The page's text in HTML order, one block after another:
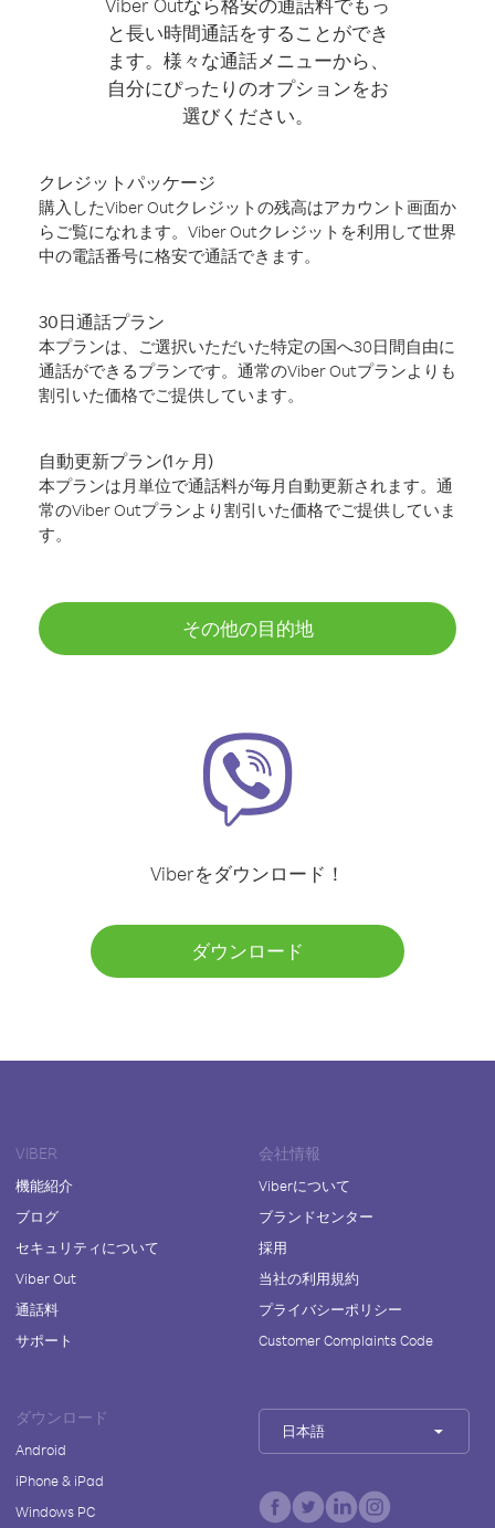
Viber Outなら格安の通話料でもっ
と長い時間通話をすることができ
ます。様々な通話メニューから、
自分にぴったりのオプションをお
選びください。
クレジットパッケージ
購入したViber Outクレジットの残高はアカウント画面か
らご覧になれます。Viber Outクレジットを利用して世界
中の電話番号に格安で通話できます。
30日通話プラン
本プランは、ご選択いただいた特定の国へ30日間自由に
通話ができるプランです。通常のViber Outプランよりも
割引いた価格でご提供しています。
自動更新プラン(1ヶ月)
本プランは月単位で通話料が毎月自動更新されます。通
常のViber Outプランより割引いた価格でご提供していま
す。
その他の目的地
Viberをダウンロード！
ダウンロード
VIBER
機能紹介
ブログ
セキュリティについて
Viber Out
通話料
サポート
会社情報
Viberについて
ブランドセンター
採用
当社の利用規約
プライバシーポリシー
Customer Complaints Code
ダウンロード
Android
iPhone & iPad
Windows PC
日本語